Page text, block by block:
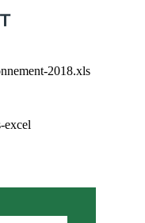
2018.xls
excel